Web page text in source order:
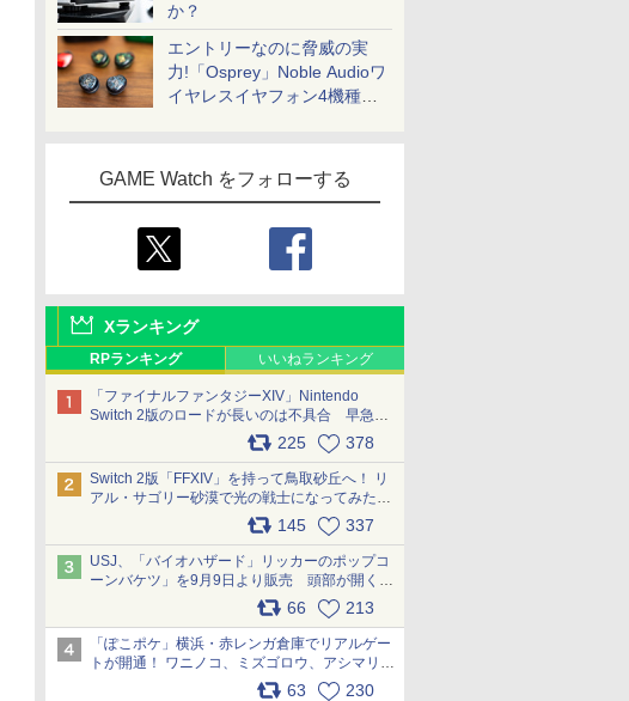
か？
エントリーなのに脅威の実
力!「Osprey」Noble Audioワ
イヤレスイヤフォン4機種を
GAME Watch をフォローする
Xランキング
RPランキング いいねランキング
「ファイナルファンタジーXIV」Nintendo
Switch 2版のロードが長いのは不具合 早急に
アップデートできるよう対応中225 378
Switch 2版「FFXIV」を持って鳥取砂丘へ！ リ
アル・サゴリー砂漠で光の戦士になってみた
145 337
USJ、「バイオハザード」リッカーのポップコ
ーンバケツ」を9月9日より販売 頭部が開く仕
組み。味は恐怖を堪のう「味噌フレーバー」
66 213
「ぽこポケ」横浜・赤レンガ倉庫でリアルゲー
トが開通！ ワニノコ、ミズゴロウ、アシマリ登
場シーンをレポート pic.x.com/LDgEByVl6D
63 230